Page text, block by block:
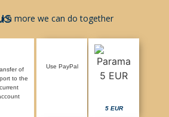
more we can do together
of
to the
current
Use PayPal
5 EUR